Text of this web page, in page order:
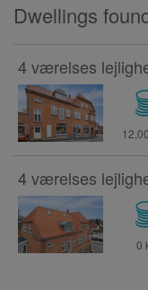
Dwellings
4 værelses
4 værelses
0